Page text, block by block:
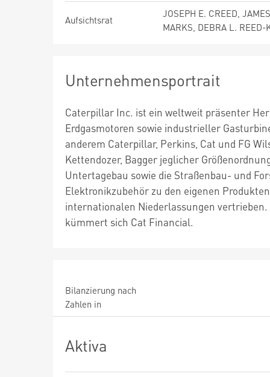
Aufsichtsrat
JOSEPH E. CREED,
MARKS, DEBRA L. REED-
Unternehmensportrait
Caterpillar Inc. ist ein weltweit präsenter
Erdgasmotoren sowie industrieller
anderem Caterpillar, Perkins, Cat und FG
Kettendozer, Bagger jeglicher
Untertagebau sowie die Straßenbau- und
Elektronikzubehör zu den eigenen
internationalen Niederlassungen
kümmert sich Cat Financial.
Bilanzierung nach
Zahlen in
Aktiva